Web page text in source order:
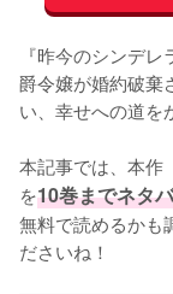
『昨今のシンデ
爵令嬢が婚約破棄
い、幸せへの道を
本記事では、本作
を10巻までネタ
無料で読めるかも
ださいね！